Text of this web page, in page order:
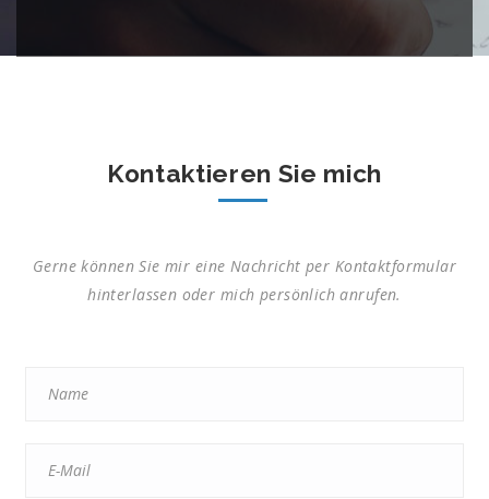
Kontaktieren Sie mich
Gerne können Sie mir eine Nachricht per Kontaktformular
hinterlassen oder mich persönlich anrufen.